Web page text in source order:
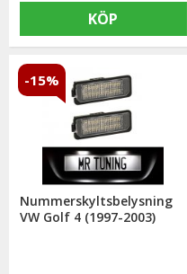
KÖP
Nummerskyltsbelysning
VW Golf 4 (1997-2003)
-15%